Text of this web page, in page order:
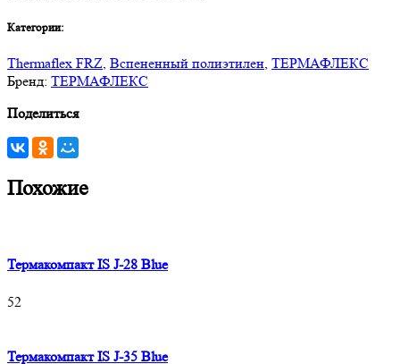
Категории:
Thermaflex FRZ, Вспененный полиэтилен, ТЕРМАФЛЕКС
Бренд: ТЕРМАФЛЕКС
Поделиться
Похожие
Термакомпакт IS J-28 Blue
52
Термакомпакт IS J-35 Blue